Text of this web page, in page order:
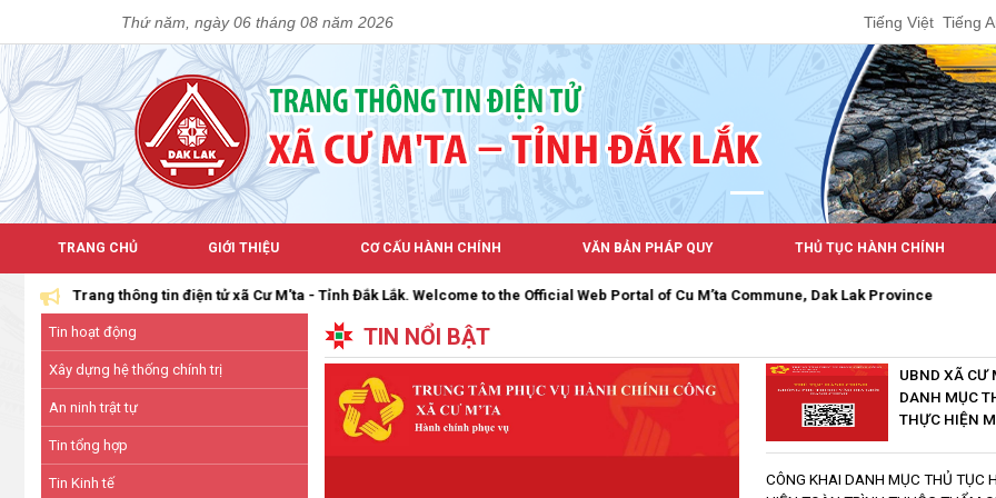
Thứ năm, ngày 06 tháng 08 năm 2026 Tiếng Việt Tiếng
TRANG CHỦ GIỚI THIỆU CƠ CẤU HÀNH CHÍNH VĂN BẢN PHÁP QUY THỦ TỤC HÀNH CHÍNH
thông tin điện tử xã Cư M'ta - Tỉnh Đắk Lắk. Welcome to the Official Web Portal of Cu M’ta Commune, Dak Lak Province
Tin hoạt động
Xây dựng hệ thống chính trị
An ninh trật tự
Tin tổng hợp
Tin Kinh tế
TIN NỔI BẬT
UBND XÃ CƯ
DANH MỤC
THỰC HIỆN
CÔNG KHAI DANH MỤC THỦ TỤC